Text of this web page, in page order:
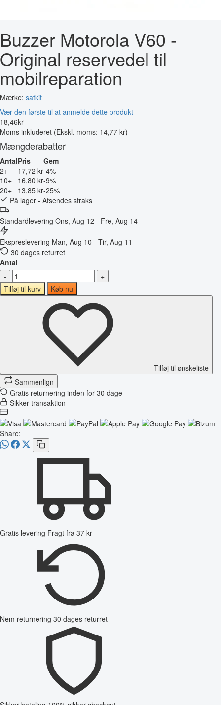
Buzzer Motorola V60 -
Original reservedel til
mobilreparation
Mærke: satkit
Vær den første til at anmelde dette produkt
18,46kr
Moms inkluderet (Ekskl. moms: 14,77 kr)
Mængderabatter
AntalPris
Gem
2+
17,72 kr-4%
10+
16,80 kr-9%
20+
13,85 kr-25%
På lager - Afsendes straks
Standardlevering Ons, Aug 12 - Fre, Aug 14
Ekspreslevering Man, Aug 10 - Tir, Aug 11
30 dages returret
Antal
-
+
Tilføj til kurv
Køb nu
Tilføj til ønskeliste
Sammenlign
Gratis returnering inden for 30 dage
Sikker transaktion
Share:
Gratis levering Fragt fra 37 kr
Nem returnering 30 dages returret